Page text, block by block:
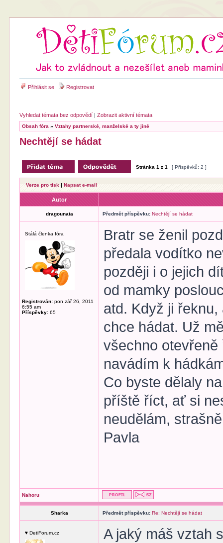
Přihlásit se Registrovat
Vyhledat témata bez odpovědí |Zobrazit aktivní témata
Obsah fóra »Vztahy partnerské, manželské a ty jiné
Nechtějí se hádat
Stránka1 z1 [ Příspěvků: 2 ]
Verze pro tisk |Napsat e-mail
Autor
dragounata Předmět příspěvku: Nechtějí se hádat
Stálá členka fóra
Registrován: pon zář 26, 2011
6:55 am
Příspěvky: 65
Bratr se ženil
předala vodítko
později i o jejich
od mamky
atd. Když ji
chce hádat. Už
všechno otevřeně
navádím k
Co byste dělaly
příště říct, ať si
neudělám,
Pavla
Nahoru
Sharka Předmět příspěvku: Re: Nechtějí se hádat
♥ DetiForum.cz
A jaký máš vztah